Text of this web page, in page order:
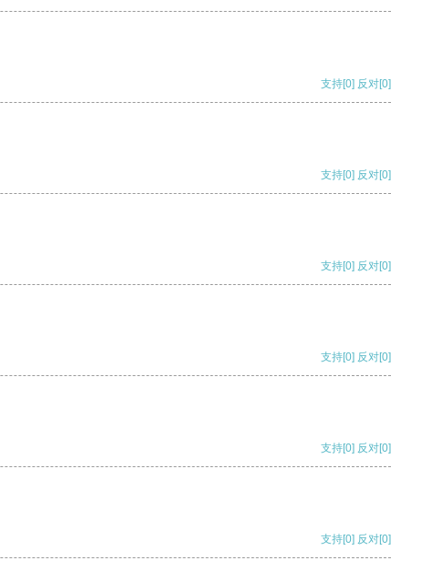
支持[0] 反对[0]
支持[0] 反对[0]
支持[0] 反对[0]
支持[0] 反对[0]
支持[0] 反对[0]
支持[0] 反对[0]